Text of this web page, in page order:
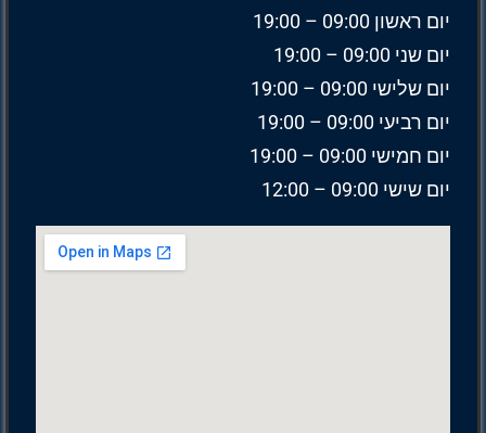
יום ראשון 09:00 – 19:00
יום שני 09:00 – 19:00
יום שלישי 09:00 – 19:00
יום רביעי 09:00 – 19:00
יום חמישי 09:00 – 19:00
יום שישי 09:00 – 12:00